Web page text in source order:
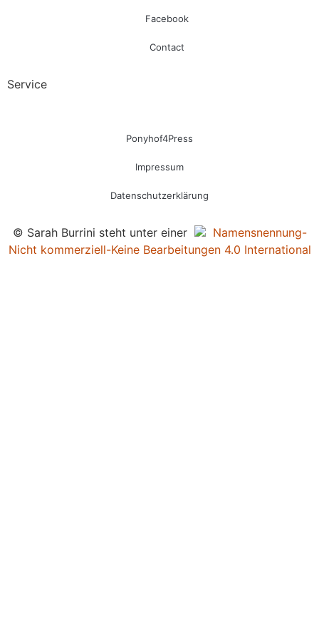
Facebook
Contact
Service
Ponyhof4Press
Impressum
Datenschutzerklärung
© Sarah Burrini steht unter einer
Namensnennung-
Nicht kommerziell-Keine Bearbeitungen 4.0 International